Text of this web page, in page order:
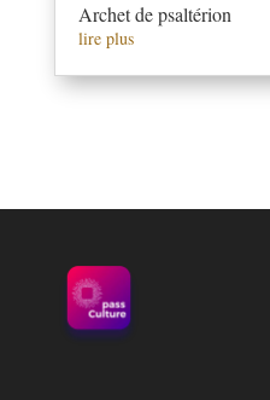
Archet de psaltérion
lire plus